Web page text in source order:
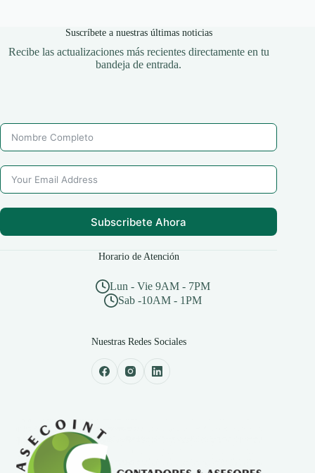
Suscríbete a nuestras últimas noticias
Recibe las actualizaciones más recientes directamente en tu
bandeja de entrada.
Subscribete Ahora
Horario de Atención
Lun - Vie 9AM - 7PM
Sab -10AM - 1PM
Nuestras Redes Sociales